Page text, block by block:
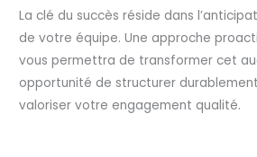
La clé du succès réside dans
de votre équipe. Une approche
vous permettra de transformer cet
opportunité de structurer
valoriser votre engagement qualité.